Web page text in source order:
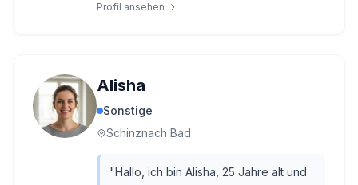
Profil ansehen
Alisha
Sonstige
Schinznach Bad
"Hallo, ich bin Alisha, 25 Jahre alt und